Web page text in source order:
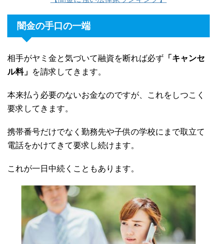
闇金の手口の一端
相手がヤミ金と気づいて融資を断れば必ず 「キャンセ
ル料」 を請求してきます。
本来払う必要のないお金なのですが、これをしつこく
要求してきます。
携帯番号だけでなく勤務先や子供の学校にまで取立て
電話をかけてきて要求し続けます。
これが一日中続くこともあります。